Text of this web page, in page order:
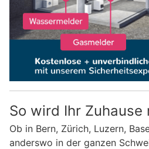
So wird Ihr Zuhause
Ob in Bern, Zürich, Luzern,
anderswo in der ganzen